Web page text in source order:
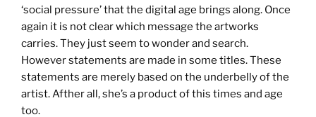
‘social pressure’ that the digital age brings along. Once
again it is not clear which message the artworks
carries. They just seem to wonder and search.
However statements are made in some titles. These
statements are merely based on the underbelly of the
artist. Afther all, she’s a product of this times and age
too.